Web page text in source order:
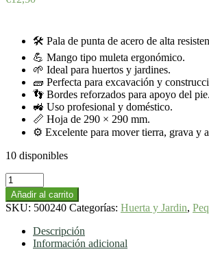
🛠️ Pala de punta de acero de alta
💪 Mango tipo muleta ergonómico.
🌱 Ideal para huertos y jardines.
🧱 Perfecta para excavación y
👣 Bordes reforzados para apoyo del pie.
🚜 Uso profesional y doméstico.
📏 Hoja de 290 × 290 mm.
⚙️ Excelente para mover tierra, grava y
10 disponibles
Pala
de
Punta
con
Mango
Muleta
Añadir al carrito
SKU: 500240 Categorías: Huerta y Jardin,
Descripción
Información adicional